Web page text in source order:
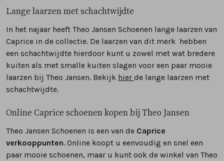
Lange laarzen metschachtwijdte
In het najaar heeft Theo Jansen Schoenen lange laarzen van
Caprice in de collectie. De laarzen van dit merk hebben
een schachtwijdte hierdoor kunt u zowel met wat bredere
kuiten als met smalle kuiten slagen voor een paar mooie
laarzen bij Theo Jansen. Bekijk hier de lange laarzen met
schachtwijdte.
Online Caprice schoenen kopen bij Theo Jansen
Theo Jansen Schoenen is een van de Caprice
verkooppunten. Online koopt u eenvoudig en snel een
paar mooie schoenen, maar u kunt ook de winkel van Theo